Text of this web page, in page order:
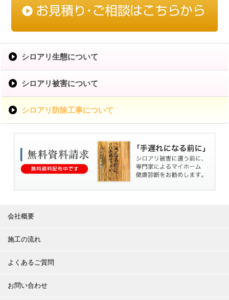
シロアリ生態について
シロアリ被害について
シロアリ防除工事について
会社概要
施工の流れ
よくあるご質問
お問い合わせ